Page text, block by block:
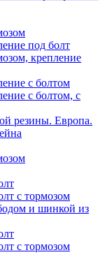
под болт
крепление
с болтом
с болтом, с
резины. Европа.
с тормозом
и шинкой из
с тормозом